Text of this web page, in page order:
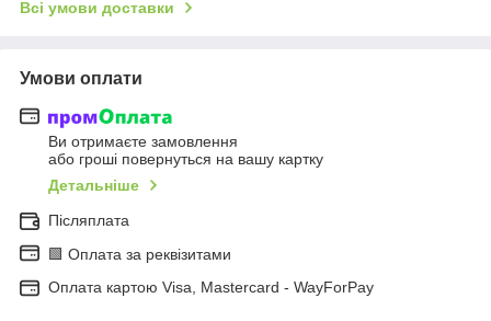
Всі умови доставки
Умови оплати
Ви отримаєте замовлення
або гроші повернуться на вашу картку
Детальніше
Післяплата
🟩 Оплата за реквізитами
Оплата картою Visa, Mastercard - WayForPay